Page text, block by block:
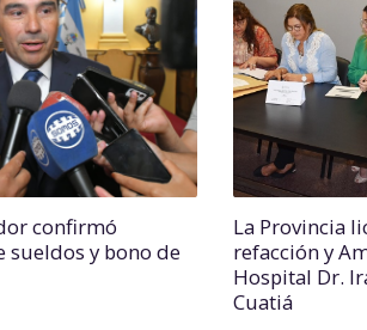
confirmó
sueldos y bono de
La Provincia
refacción y
Hospital Dr.
Cuatiá